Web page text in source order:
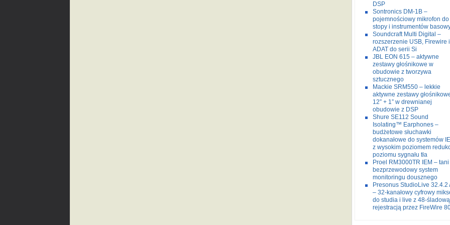
DSP
Sontronics DM-1B –
pojemnościowy mikrofon do
stopy i instrumentów
Soundcraft Multi Digital –
rozszerzenie USB, Firewire i
ADAT do serii Si
JBL EON 615 – aktywne
zestawy głośnikowe w
obudowie z tworzywa
sztucznego
Mackie SRM550 – lekkie
aktywne zestawy
12” + 1” w drewnianej
obudowie z DSP
Shure SE112 Sound
Isolating™ Earphones –
budżetowe słuchawki
dokanałowe do systemów
z wysokim poziomem
poziomu sygnału tła
Proel RM3000TR IEM – tani
bezprzewodowy system
monitoringu dousznego
Presonus StudioLive 32.4.2
– 32-kanałowy cyfrowy
do studia i live z 48-śladową
rejestracją przez FireWire